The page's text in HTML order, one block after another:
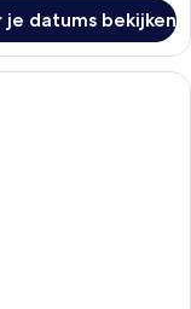
je datums bekijken
hotelkamer met een